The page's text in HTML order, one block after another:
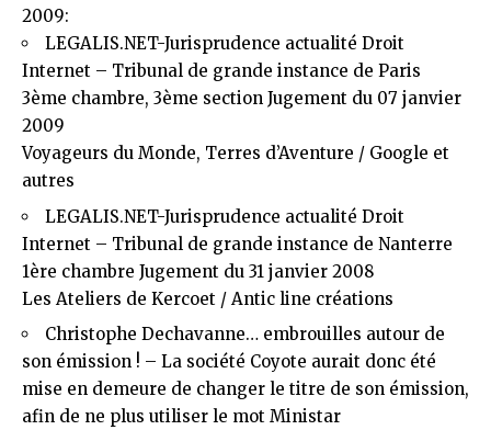
2009:
LEGALIS.NET-Jurisprudence actualité Droit
Internet – Tribunal de grande instance de Paris
3ème chambre, 3ème section Jugement du 07 janvier
2009
Voyageurs du Monde, Terres d’Aventure / Google et
autres
LEGALIS.NET-Jurisprudence actualité Droit
Internet – Tribunal de grande instance de Nanterre
1ère chambre Jugement du 31 janvier 2008
Les Ateliers de Kercoet / Antic line créations
Christophe Dechavanne… embrouilles autour de
son émission ! – La société Coyote aurait donc été
mise en demeure de changer le titre de son émission,
afin de ne plus utiliser le mot Ministar